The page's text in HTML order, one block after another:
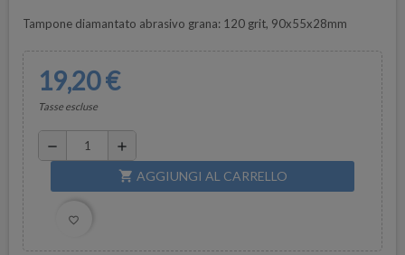
Tampone diamantato abrasivo grana: 120 grit, 90x55x28mm
19,20 €
Tasse escluse
remove add
shopping_cart AGGIUNGI AL CARRELLO
favorite_border